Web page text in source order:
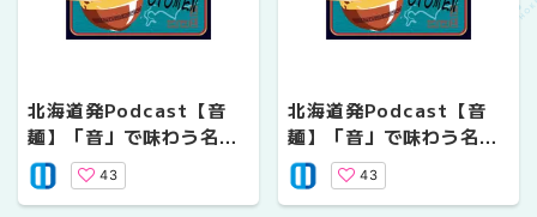
北海道発Podcast【音
麺】「音」で味わう名店
の味 #11 ～旭川編
～ ラーメン すがわら
43
北海道発Podcast【音
麺】「音」で味わう名店
の味 #10 ラーメン・
餃子 ハナウタ
43